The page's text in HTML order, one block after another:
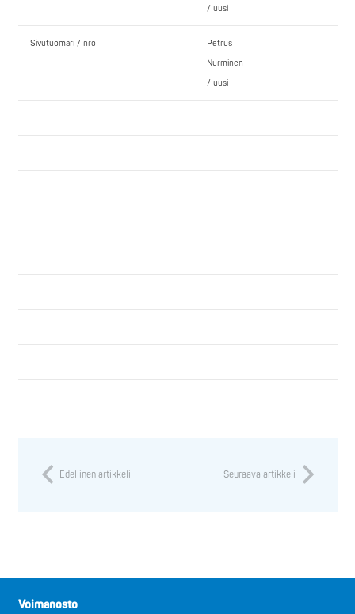
/ uusi
Sivutuomari / nro
Petrus
Nurminen
/ uusi
Edellinen artikkeli Seuraava artikkeli
Voimanosto